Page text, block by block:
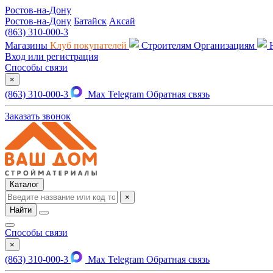
Ростов-на-Дону
Ростов-на-Дону Батайск Аксай
(863) 310-000-3
Магазины Клуб покупателей Строителям Организациям
Вход или регистрация
Способы связи
×
(863) 310-000-3 Max Telegram Обратная связь
Заказать звонок
Каталог
×
Найти
Способы связи
×
(863) 310-000-3 Max Telegram Обратная связь